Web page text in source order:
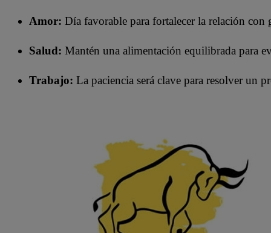
Amor: Día favorable para fortalecer la relación con
Salud: Mantén una alimentación equilibrada para
Trabajo: La paciencia será clave para resolver un